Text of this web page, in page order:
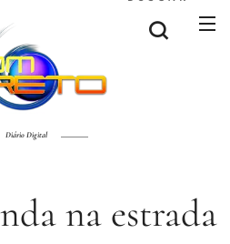
Diário Digital
na estrada